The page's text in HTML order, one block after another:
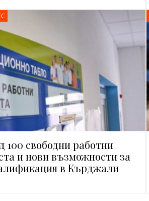
100 свободни работни
и нови възможности за
в Кърджали